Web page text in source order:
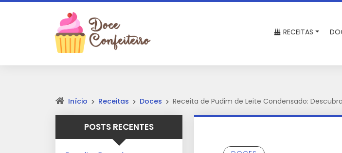
RECEITAS
Início Receitas Doces Receita de Pudim de Leite Condensado:
POSTS RECENTES